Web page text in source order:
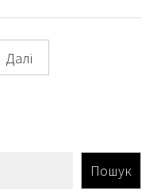
Далі
Пошук